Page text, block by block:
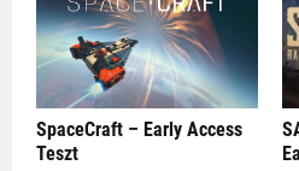
SpaceCraft – Early Access
Teszt